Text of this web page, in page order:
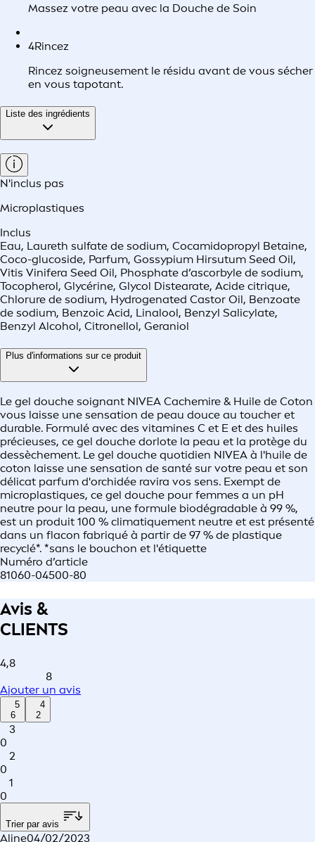
Massez votre peau avec la Douche de Soin
4Rincez
Rincez soigneusement le résidu avant de vous sécher
en vous tapotant.
Liste des ingrédients
N'inclus pas
Microplastiques
Inclus
Eau, Laureth sulfate de sodium, Cocamidopropyl Betaine,
Coco-glucoside, Parfum, Gossypium Hirsutum Seed Oil,
Vitis Vinifera Seed Oil, Phosphate d’ascorbyle de sodium,
Tocopherol, Glycérine, Glycol Distearate, Acide citrique,
Chlorure de sodium, Hydrogenated Castor Oil, Benzoate
de sodium, Benzoic Acid, Linalool, Benzyl Salicylate,
Benzyl Alcohol, Citronellol, Geraniol
Plus d'informations sur ce produit
Le gel douche soignant NIVEA Cachemire & Huile de Coton
vous laisse une sensation de peau douce au toucher et
durable. Formulé avec des vitamines C et E et des huiles
précieuses, ce gel douche dorlote la peau et la protège du
dessèchement. Le gel douche quotidien NIVEA à l'huile de
coton laisse une sensation de santé sur votre peau et son
délicat parfum d'orchidée ravira vos sens. Exempt de
microplastiques, ce gel douche pour femmes a un pH
neutre pour la peau, une formule biodégradable à 99 %,
est un produit 100 % climatiquement neutre et est présenté
dans un flacon fabriqué à partir de 97 % de plastique
recyclé*. *sans le bouchon et l'étiquette
Numéro d’article
81060-04500-80
Avis &
CLIENTS
4,8
8
Ajouter un avis
5
6
4
2
3
0
2
0
1
0
Trier par avis
Aline04/02/2023